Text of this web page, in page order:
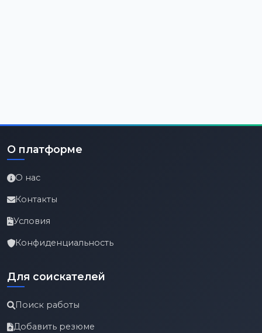
О платформе
О нас
Контакты
Условия
Конфиденциальность
Для соискателей
Поиск работы
Добавить резюме